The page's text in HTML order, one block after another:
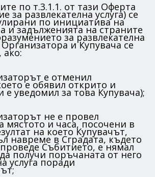
по т.3.1.1. от тази Оферта
за развлекателна услуга) се
по инициатива на
и задълженията на страните
за развлекателна
и Купувача се
ако:
е отменил
е обявил открито и
е уведомил за това Купувача);
не е провел
мястото и часа, посочени в
на което Купувачът,
навреме в Сградата, където
Събитието, е нямал
получи поръчаната от него
услуга поради